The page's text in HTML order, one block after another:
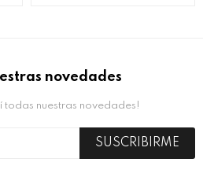
novedades
todas nuestras novedades!
SUSCRIBIRME